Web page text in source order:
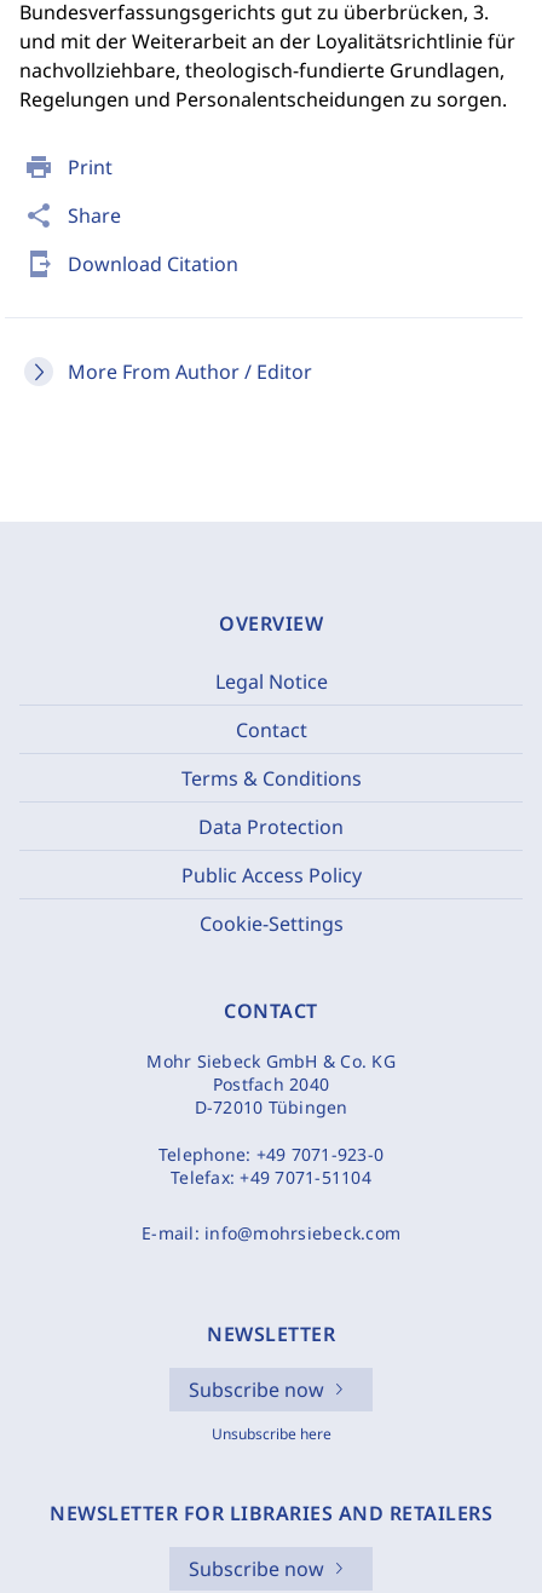
print Print
share Share
send_to_mobile Download Citation
More From Author / Editor
Bundesverfassungsgerichts gut zu überbrücken, 3.
und mit der Weiterarbeit an der Loyalitätsrichtlinie für
nachvollziehbare, theologisch-fundierte Grundlagen,
Regelungen und Personalentscheidungen zu sorgen.
OVERVIEW
Legal Notice
Contact
Terms & Conditions
Data Protection
Public Access Policy
Cookie-Settings
CONTACT
Mohr Siebeck GmbH & Co. KG
Postfach 2040
D-72010 Tübingen
Telephone: +49 7071-923-0
Telefax:+49 7071-51104
E-mail: info@mohrsiebeck.com
NEWSLETTER
Subscribe now
Unsubscribe here
NEWSLETTER FOR LIBRARIES AND RETAILERS
Subscribe now